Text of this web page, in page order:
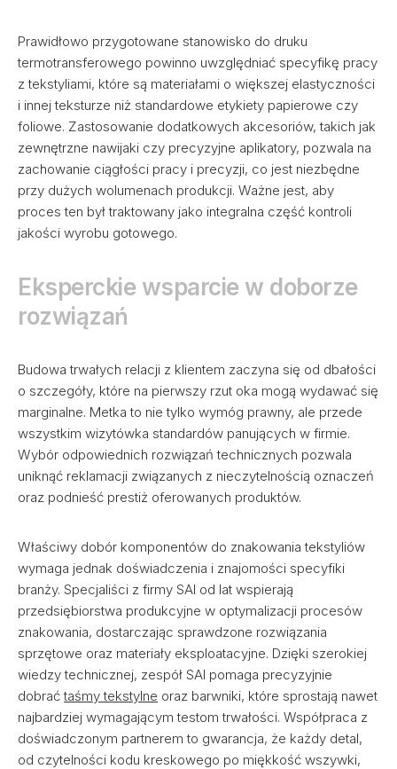
Prawidłowo przygotowane stanowisko do druku
termotransferowego powinno uwzględniać specyfikę pracy
z tekstyliami, które są materiałami o większej elastyczności
i innej teksturze niż standardowe etykiety papierowe czy
foliowe. Zastosowanie dodatkowych akcesoriów, takich jak
zewnętrzne nawijaki czy precyzyjne aplikatory, pozwala na
zachowanie ciągłości pracy i precyzji, co jest niezbędne
przy dużych wolumenach produkcji. Ważne jest, aby
proces ten był traktowany jako integralna część kontroli
jakości wyrobu gotowego.
Eksperckie wsparcie w doborze
rozwiązań
Budowa trwałych relacji z klientem zaczyna się od dbałości
o szczegóły, które na pierwszy rzut oka mogą wydawać się
marginalne. Metka to nie tylko wymóg prawny, ale przede
wszystkim wizytówka standardów panujących w firmie.
Wybór odpowiednich rozwiązań technicznych pozwala
uniknąć reklamacji związanych z nieczytelnością oznaczeń
oraz podnieść prestiż oferowanych produktów.
Właściwy dobór komponentów do znakowania tekstyliów
wymaga jednak doświadczenia i znajomości specyfiki
branży. Specjaliści z firmy SAI od lat wspierają
przedsiębiorstwa produkcyjne w optymalizacji procesów
znakowania, dostarczając sprawdzone rozwiązania
sprzętowe oraz materiały eksploatacyjne. Dzięki szerokiej
wiedzy technicznej, zespół SAI pomaga precyzyjnie
dobraćtaśmy tekstylne oraz barwniki, które sprostają nawet
najbardziej wymagającym testom trwałości. Współpraca z
doświadczonym partnerem to gwarancja, że każdy detal,
od czytelności kodu kreskowego po miękkość wszywki,